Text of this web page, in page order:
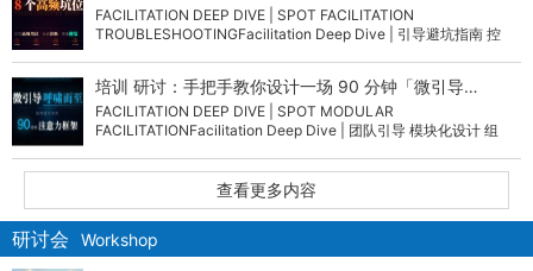
FACILITATION DEEP DIVE | SPOT FACILITATION
TROUBLESHOOTINGFacilitation Deep Dive | 引导避坑指南 控
培训 研讨：手把手教你设计一场 90 分钟「微引导…
FACILITATION DEEP DIVE | SPOT MODULAR
FACILITATIONFacilitation Deep Dive | 团队引导 模块化设计 组
查看更多内容
研讨会 Workshop